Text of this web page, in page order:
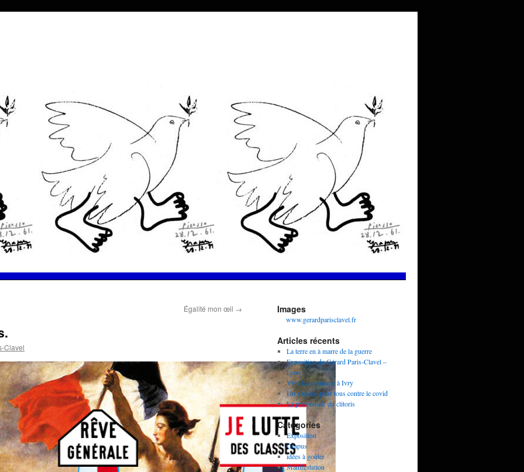
Égalité mon œil →
Clavel
Images
www.gerardparisclavel.fr
Articles récents
La terre en à marre de la guerre
Exposition de Gérard Paris-Clavel –
Lyon
Vive la commune à Ivry
Un vaccins pour tous contre le covid
La promenade du clitoris
Catégories
Exposition
Grapus
idées à goûter
Manifestation